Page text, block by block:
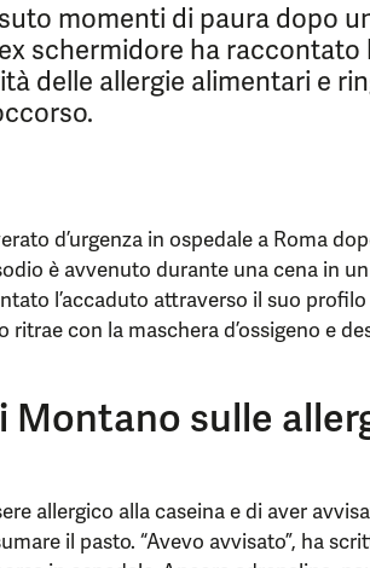
momenti di paura dopo
schermidore ha
delle allergie alimentari e
d’urgenza in ospedale a Roma
è avvenuto durante una cena in
l’accaduto attraverso il suo
con la maschera d’ossigeno e
Montano sulle
allergico alla caseina e di aver
il pasto. “Avevo avvisato”, ha